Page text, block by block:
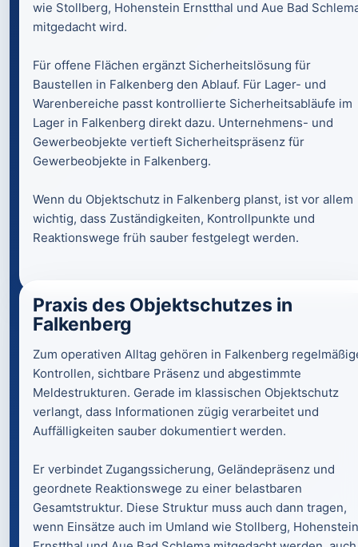
wie Stollberg, Hohenstein Ernstthal und Aue Bad
mitgedacht wird.
Für offene Flächen ergänzt Sicherheitslösung für
Baustellen in Falkenberg den Ablauf. Für Lager- und
Warenbereiche passt kontrollierte Sicherheitsabläufe im
Lager in Falkenberg direkt dazu. Unternehmens- und
Gewerbeobjekte vertieft Sicherheitspräsenz für
Gewerbeobjekte in Falkenberg.
Wenn du Objektschutz in Falkenberg planst, ist vor allem
wichtig, dass Zuständigkeiten, Kontrollpunkte und
Reaktionswege früh sauber festgelegt werden.
Praxis des Objektschutzes in
Falkenberg
Zum operativen Alltag gehören in Falkenberg
Kontrollen, sichtbare Präsenz und abgestimmte
Meldestrukturen. Gerade im klassischen Objektschutz
verlangt, dass Informationen zügig verarbeitet und
Auffälligkeiten sauber dokumentiert werden.
Er verbindet Zugangssicherung, Geländepräsenz und
geordnete Reaktionswege zu einer belastbaren
Gesamtstruktur. Diese Struktur muss auch dann tragen,
wenn Einsätze auch im Umland wie Stollberg, Hohenstein